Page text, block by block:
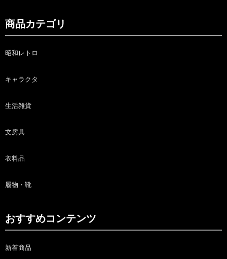
商品カテゴリ
昭和レトロ
キャラクタ
生活雑貨
文房具
衣料品
履物・靴
おすすめコンテンツ
新着商品